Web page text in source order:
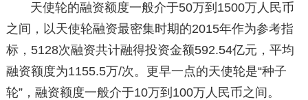
天使轮的融资额度一般介于50万到1500万人民币
之间，以天使轮融资最密集时期的2015年作为参考指
标，5128次融资共计融得投资金额592.54亿元，平均
融资额度为1155.5万/次。更早一点的天使轮是“种子
轮”，融资额度一般介于10万到100万人民币之间。